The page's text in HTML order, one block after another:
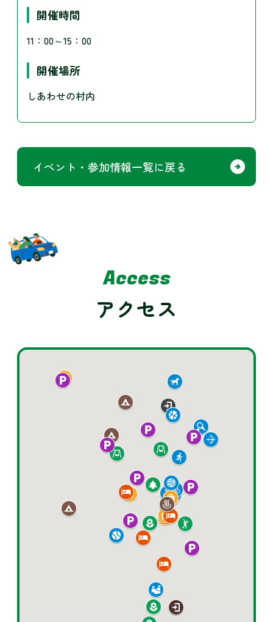
開催時間
11：00～15：00
開催場所
しあわせの村内
イベント・参加情報一覧に戻る
Access
アクセス